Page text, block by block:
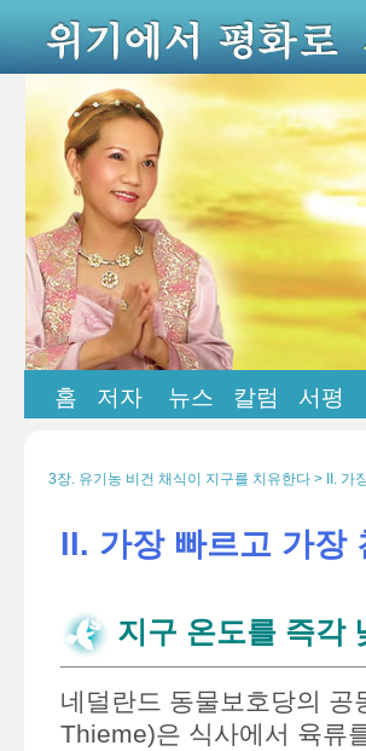
홈 저자 뉴스 칼럼 서평
3장. 유기농 비건 채식이 지구를 치유한다 > II. 가
II. 가장 빠르고 가장
지구 온도를 즉각
네덜란드 동물보호당의
Thieme)은 식사에서 육류